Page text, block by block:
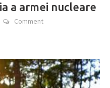
a armei nucleare
Comment